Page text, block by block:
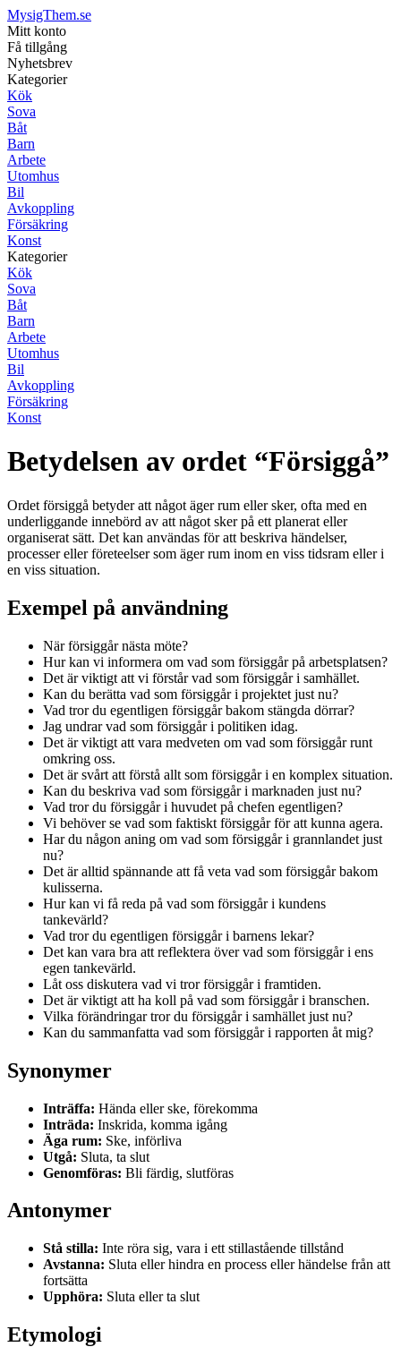
MysigThem.se
Mitt konto
Få tillgång
Nyhetsbrev
Kategorier
Kök
Sova
Båt
Barn
Arbete
Utomhus
Bil
Avkoppling
Försäkring
Konst
Kategorier
Kök
Sova
Båt
Barn
Arbete
Utomhus
Bil
Avkoppling
Försäkring
Konst
Betydelsen av ordet “Försiggå”
Ordet försiggå betyder att något äger rum eller sker, ofta med en
underliggande innebörd av att något sker på ett planerat eller
organiserat sätt. Det kan användas för att beskriva händelser,
processer eller företeelser som äger rum inom en viss tidsram eller i
en viss situation.
Exempel på användning
När försiggår nästa möte?
Hur kan vi informera om vad som försiggår på arbetsplatsen?
Det är viktigt att vi förstår vad som försiggår i samhället.
Kan du berätta vad som försiggår i projektet just nu?
Vad tror du egentligen försiggår bakom stängda dörrar?
Jag undrar vad som försiggår i politiken idag.
Det är viktigt att vara medveten om vad som försiggår runt
omkring oss.
Det är svårt att förstå allt som försiggår i en komplex situation.
Kan du beskriva vad som försiggår i marknaden just nu?
Vad tror du försiggår i huvudet på chefen egentligen?
Vi behöver se vad som faktiskt försiggår för att kunna agera.
Har du någon aning om vad som försiggår i grannlandet just
nu?
Det är alltid spännande att få veta vad som försiggår bakom
kulisserna.
Hur kan vi få reda på vad som försiggår i kundens
tankevärld?
Vad tror du egentligen försiggår i barnens lekar?
Det kan vara bra att reflektera över vad som försiggår i ens
egen tankevärld.
Låt oss diskutera vad vi tror försiggår i framtiden.
Det är viktigt att ha koll på vad som försiggår i branschen.
Vilka förändringar tror du försiggår i samhället just nu?
Kan du sammanfatta vad som försiggår i rapporten åt mig?
Synonymer
Inträffa: Hända eller ske, förekomma
Inträda: Inskrida, komma igång
Äga rum: Ske, införliva
Utgå: Sluta, ta slut
Genomföras: Bli färdig, slutföras
Antonymer
Stå stilla: Inte röra sig, vara i ett stillastående tillstånd
Avstanna: Sluta eller hindra en process eller händelse från att
fortsätta
Upphöra: Sluta eller ta slut
Etymologi